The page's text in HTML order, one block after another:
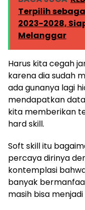
Terpilih
2023-2028,
Melanggar
Harus kita cegah
karena dia sudah
ada gunanya lagi
mendapatkan
kita memberikan
hard skill.
Soft skill itu
percaya dirinya
kontemplasi
banyak
masih bisa